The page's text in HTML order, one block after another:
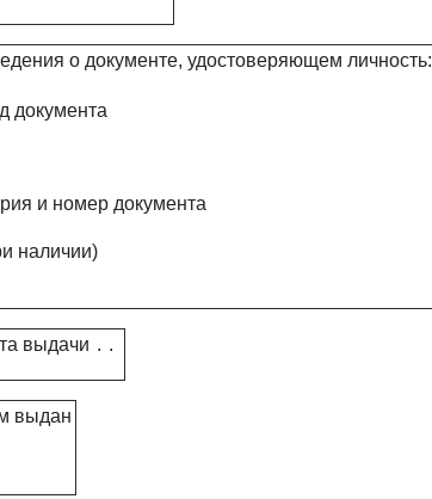
о документе, удостоверяющем личность:
документа
и номер документа
наличии)
выдачи . .
выдан